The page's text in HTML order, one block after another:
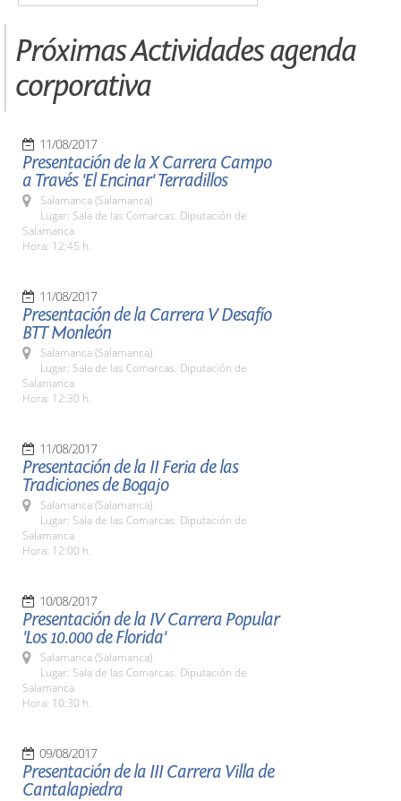
Próximas Actividades agenda
corporativa
11/08/2017
Presentación de la X Carrera Campo
a Través 'El Encinar' Terradillos
Salamanca (Salamanca)
Lugar: Sala de las Comarcas. Diputación de
Salamanca
Hora: 12:45 h.
11/08/2017
Presentación de la Carrera V Desafío
BTT Monleón
Salamanca (Salamanca)
Lugar: Sala de las Comarcas. Diputación de
Salamanca
Hora: 12:30 h.
11/08/2017
Presentación de la II Feria de las
Tradiciones de Bogajo
Salamanca (Salamanca)
Lugar: Sala de las Comarcas. Diputación de
Salamanca
Hora: 12:00 h.
10/08/2017
Presentación de la IV Carrera Popular
'Los 10.000 de Florida'
Salamanca (Salamanca)
Lugar: Sala de las Comarcas. Diputación de
Salamanca
Hora: 10:30 h.
09/08/2017
Presentación de la III Carrera Villa de
Cantalapiedra